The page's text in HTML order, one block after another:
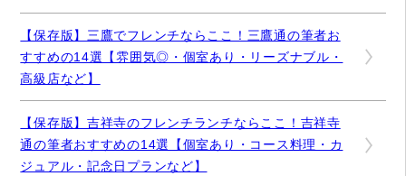
【保存版】三鷹でフレンチならここ！三鷹通の筆者お
すすめの14選【雰囲気◎・個室あり・リーズナブル・
高級店など】
【保存版】吉祥寺のフレンチランチならここ！吉祥寺
通の筆者おすすめの14選【個室あり・コース料理・カ
ジュアル・記念日プランなど】